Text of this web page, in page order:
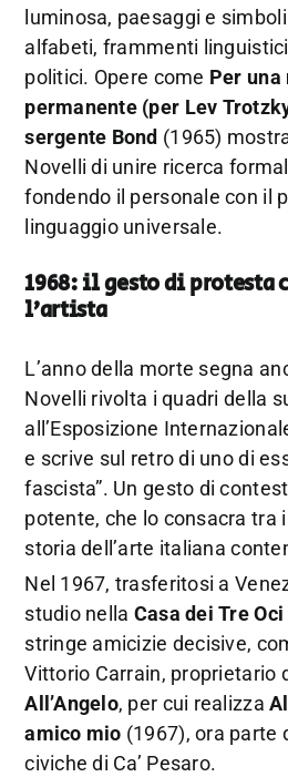
luminosa, paesaggi e
alfabeti, frammenti
politici. Opere come Per
permanente (per Lev
sergente Bond (1965)
Novelli di unire ricerca
fondendo il personale con il
linguaggio universale.
1968: il gesto di protesta
l’artista
L’anno della morte segna
Novelli rivolta i quadri della
all’Esposizione
e scrive sul retro di uno di
fascista”. Un gesto di
potente, che lo consacra tra
storia dell’arte italiana
Nel 1967, trasferitosi a
studio nella Casa dei Tre Oci
stringe amicizie decisive,
Vittorio Carrain, proprietario
All’Angelo, per cui realizza
amico mio (1967), ora parte
civiche di Ca’ Pesaro.